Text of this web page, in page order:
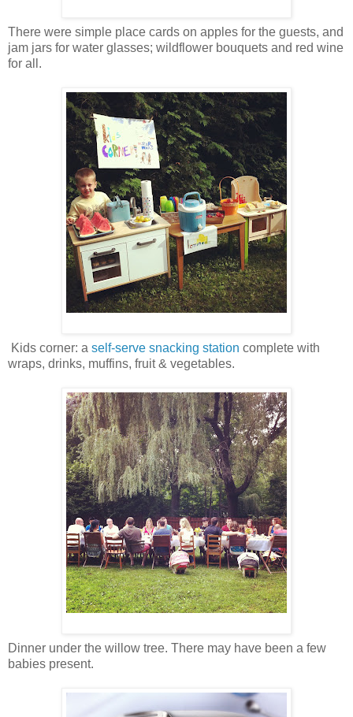
There were simple place cards on apples for the guests, and
jam jars for water glasses; wildflower bouquets and red wine
for all.
Kids corner: a self-serve snacking station complete with
wraps, drinks, muffins, fruit & vegetables.
Dinner under the willow tree. There may have been a few
babies present.